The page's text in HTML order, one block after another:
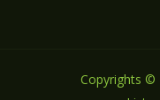
Copyrights ©